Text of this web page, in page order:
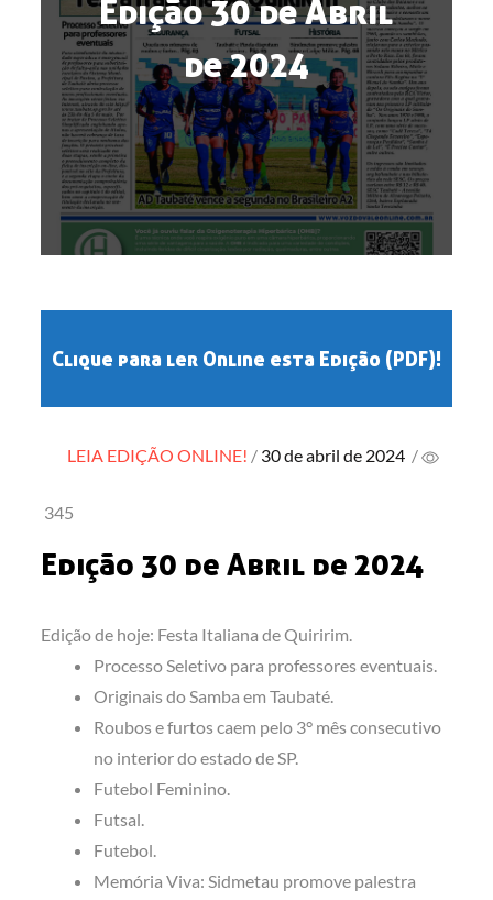
Edição 30 de Abril
de 2024
Clique para ler Online esta Edição (PDF)!
LEIA EDIÇÃO ONLINE! Posted
30 de abril de 2024 /
345
Edição 30 de Abril de 2024
Edição de hoje: Festa Italiana de Quiririm.
Processo Seletivo para professores eventuais.
Originais do Samba em Taubaté.
Roubos e furtos caem pelo 3° mês consecutivo
no interior do estado de SP.
Futebol Feminino.
Futsal.
Futebol.
Memória Viva: Sidmetau promove palestra